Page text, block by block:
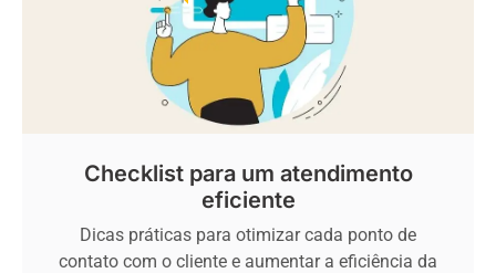
Checklist para um atendimento
eficiente
Dicas práticas para otimizar cada ponto de
contato com o cliente e aumentar a eficiência da